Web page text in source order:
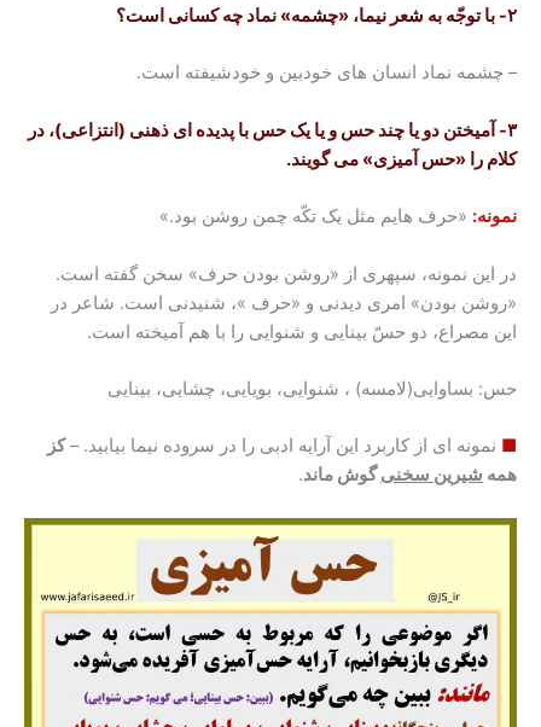
۲- با توجّه به شعر نیما، «چشمه» نماد چه کسانی است؟
– چشمه نماد انسان های خودبین و خودشیفته است.
۳- آمیختن دو یا چند حس و یا یک حس با پدیده ای ذهنی (انتزاعی)، در
کلام را «حس آمیزی» می گویند.
نمونه: «حرف هایم مثل یک تکّه چمن روشن بود.»
در این نمونه، سپهری از «روشن بودن حرف» سخن گفته است.
«روشن بودن» امری دیدنی و «حرف »، شنیدنی است. شاعر در
این مصراع، دو حسّ بینایی و شنوایی را با هم آمیخته است.
حس: بساوایی(لامسه) ، شنوایی، بویایی، چشایی، بینایی
■ نمونه ای از کاربرد این آرایه ادبی را در سروده نیما بیابید. –کز
همه شیرین سخنیگوش ماند.